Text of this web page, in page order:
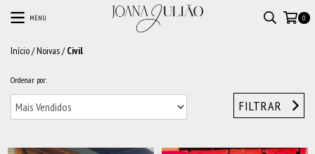
MENU 0
Início/Noivas/ Civil
Ordenar por:
FILTRAR